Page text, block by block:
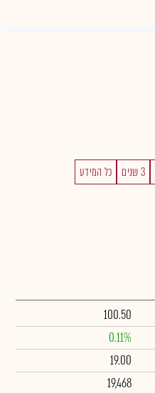
3 שנים כל המידע
100.50
0.11%
19.00
19,468